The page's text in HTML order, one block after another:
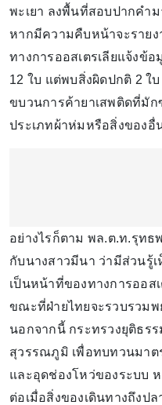
พะเยา ลงพื้นที่สอบปากคำ
หากมีความคืบหน้าจะรายง
ทางการออสเตรเลียแจ้งข้
12 ใบ แต่พบสิ่งผิดปกติ 2 ใ
ขบวนการค้ายาเสพติดที่มั
ประเภทผ้าห่มหรือสิ่งของอื่
อย่างไรก็ตาม พล.ต.ท.รุทธ
กับนางสาวมีนา ว่ามีส่วนรู้
เป็นหน้าที่ของทางการออส
ขณะที่ฝ่ายไทยจะรวบรวม
นอกจากนี้ กระทรวงยุติธร
สุวรรณภูมิ เพื่อทบทวนมาต
และอุดช่องโหว่ของระบบ
ต่อเมื่อสิ่งของเดินทางถึงป